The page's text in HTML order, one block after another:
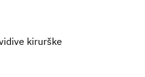
kirurške